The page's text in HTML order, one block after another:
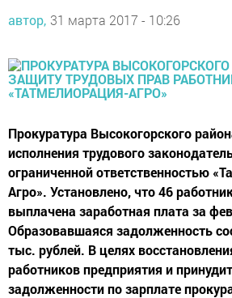
автор, 31 марта 2017 - 10:26
Прокуратура Высокогорского
исполнения трудового
ограниченной ответственностью
Агро». Установлено, что 46
выплачена заработная плата за
Образовавшаяся задолженность
тыс. рублей. В целях
работников предприятия и
задолженности по зарплате